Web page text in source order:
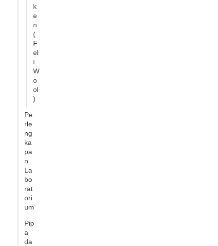
k
e
n
(
F
el
t
W
o
ol
)
Pe
rle
ng
ka
pa
n
La
bo
rat
ori
um
Pip
a
da